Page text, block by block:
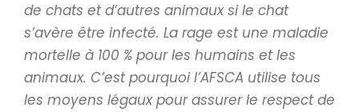
de chats et d’autres animaux si le chat
s’avère être infecté. La rage est une maladie
mortelle à 100 % pour les humains et les
animaux. C’est pourquoi l’AFSCA utilise tous
les moyens légaux pour assurer le respect de